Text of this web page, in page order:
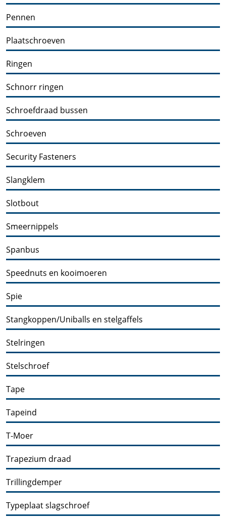
Pennen
Plaatschroeven
Ringen
Schnorr ringen
Schroefdraad bussen
Schroeven
Security Fasteners
Slangklem
Slotbout
Smeernippels
Spanbus
Speednuts en kooimoeren
Spie
Stangkoppen/Uniballs en stelgaffels
Stelringen
Stelschroef
Tape
Tapeind
T-Moer
Trapezium draad
Trillingdemper
Typeplaat slagschroef